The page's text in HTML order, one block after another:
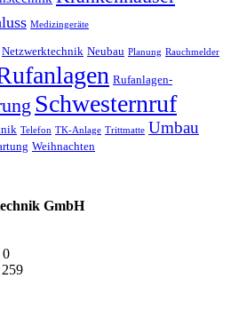
Medizingeräte
Netzwerktechnik Neubau Planung Rauchmelder
Rufanlagen-
Schwesternruf
Telefon TK-Anlage Trittmatte Umbau
Weihnachten
GmbH
0